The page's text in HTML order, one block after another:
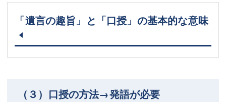
「遺言の趣旨」と「口授」の基本的な意味
（３）口授の方法→発語が必要